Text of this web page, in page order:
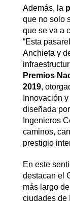
Además, la
que no solo
que se va a
“Esta
Anchieta y
Premios
2019,
Innovación
diseñada por
Ingenieros
caminos,
prestigio
En este
destacan el
más largo
ciudades de